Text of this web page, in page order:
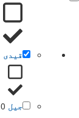
قیدی
جیل 0